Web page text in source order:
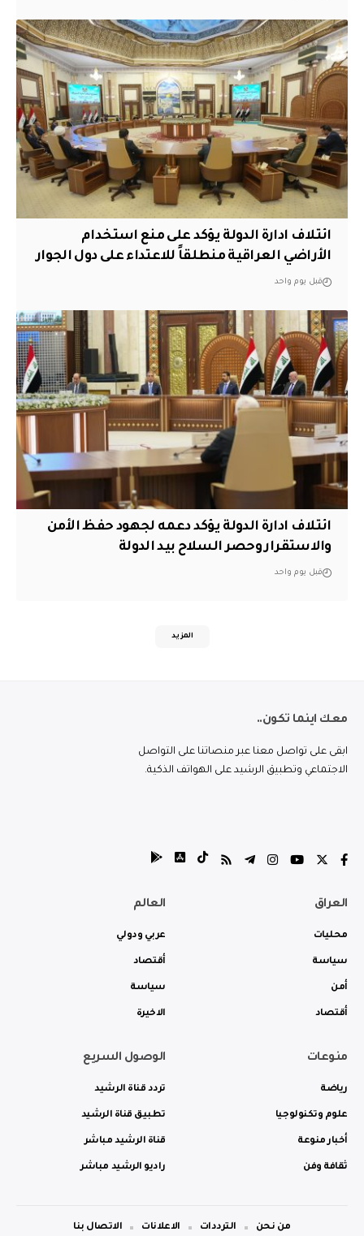
ائتلاف ادارة الدولة يؤكد على منع استخدام
الأراضي العراقية منطلقاً للاعتداء على دول الجوار
قبل يوم واحد
ائتلاف ادارة الدولة يؤكد دعمه لجهود حفظ الأمن
والاستقرار وحصر السلاح بيد الدولة
قبل يوم واحد
المزيد
معك اينما تكون..
ابقى على تواصل معنا عبر منصاتنا على التواصل
الاجتماعي وتطبيق الرشيد على الهواتف الذكية.
العراق
محليات
سياسة
أمن
أقتصاد
العالم
عربي ودولي
أقتصاد
سياسة
الاخيرة
منوعات
رياضة
علوم وتكنولوجيا
أخبار منوعة
ثقافة وفن
الوصول السريع
تردد قناة الرشيد
تطبيق قناة الرشيد
قناة الرشيد مباشر
راديو الرشيد مباشر
من نحن الترددات الاعلانات الاتصال بنا